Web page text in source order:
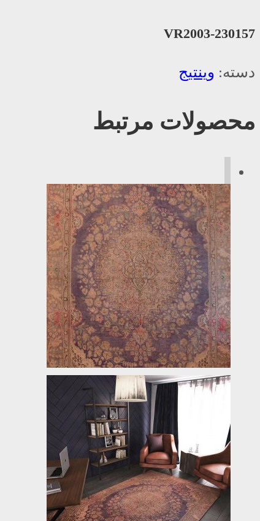
VR2003-230157
دسته: وینتیج
محصولات مرتبط